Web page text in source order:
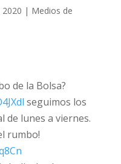
| Medios de
de la Bolsa?
seguimos los
de lunes a viernes.
rumbo!